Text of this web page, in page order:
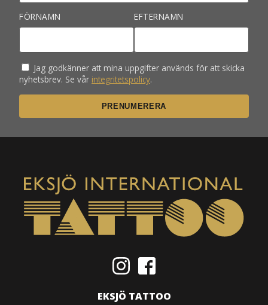
FÖRNAMN EFTERNAMN
Jag godkänner att mina uppgifter används för att skicka
nyhetsbrev. Se vår integritetspolicy.
EKSJÖ TATTOO